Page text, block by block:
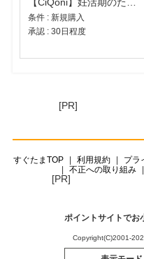
条件 : 新規購入
承認 : 30日程度
[PR]
すぐたまTOP 利用規約 プラ
不正への取り組み
[PR]
ポイントサイトでお
Copyright(C)2001-